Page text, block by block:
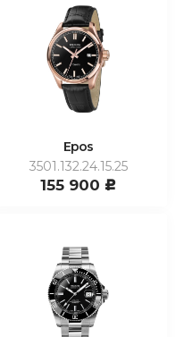
Epos
3501.132.24.15.25
155 900 c